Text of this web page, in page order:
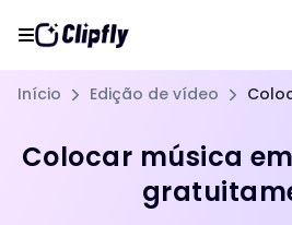
Início Edição de vídeo
Colocar música